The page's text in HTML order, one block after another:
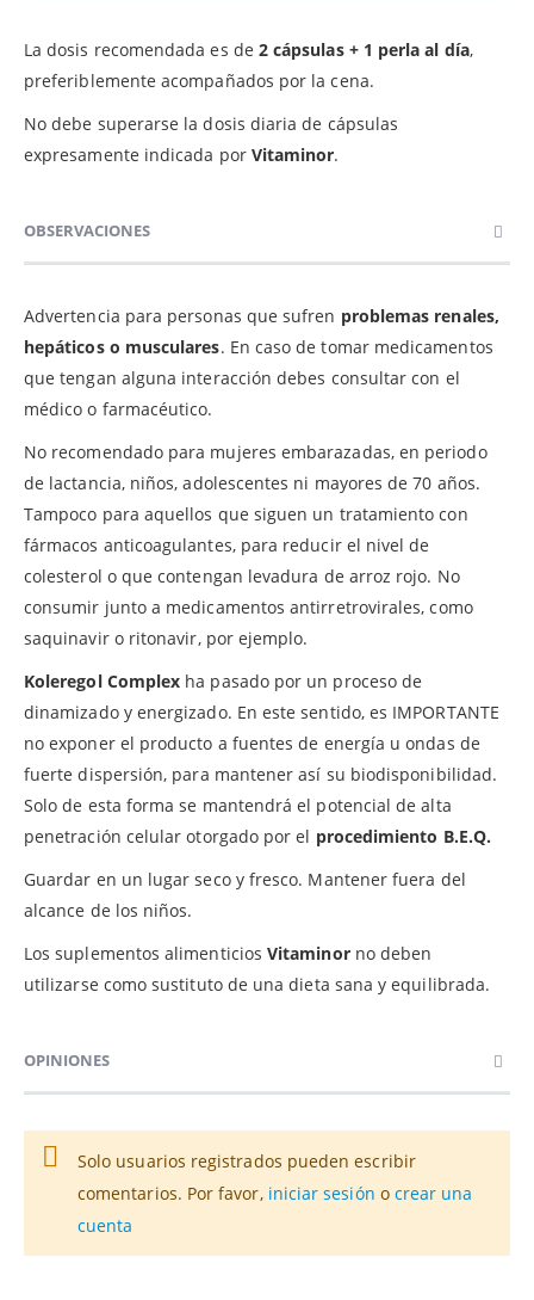
La dosis recomendada es de 2 cápsulas + 1 perla al día,
preferiblemente acompañados por la cena.
No debe superarse la dosis diaria de cápsulas
expresamente indicada por Vitaminor.
OBSERVACIONES
Advertencia para personas que sufren problemas renales,
hepáticos o musculares. En caso de tomar medicamentos
que tengan alguna interacción debes consultar con el
médico o farmacéutico.
No recomendado para mujeres embarazadas, en periodo
de lactancia, niños, adolescentes ni mayores de 70 años.
Tampoco para aquellos que siguen un tratamiento con
fármacos anticoagulantes, para reducir el nivel de
colesterol o que contengan levadura de arroz rojo. No
consumir junto a medicamentos antirretrovirales, como
saquinavir o ritonavir, por ejemplo.
Koleregol Complex ha pasado por un proceso de
dinamizado y energizado. En este sentido, es IMPORTANTE
no exponer el producto a fuentes de energía u ondas de
fuerte dispersión, para mantener así su biodisponibilidad.
Solo de esta forma se mantendrá el potencial de alta
penetración celular otorgado por el procedimiento B.E.Q.
Guardar en un lugar seco y fresco. Mantener fuera del
alcance de los niños.
Los suplementos alimenticiosVitaminorno deben
utilizarse como sustituto de una dieta sana y equilibrada.
OPINIONES
Solo usuarios registrados pueden escribir
comentarios. Por favor, iniciar sesión o crear una
cuenta